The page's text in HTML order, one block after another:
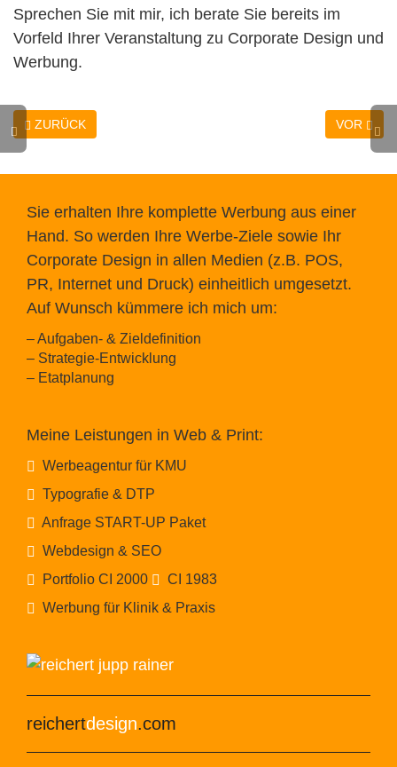
Sprechen Sie mit mir, ich berate Sie bereits im
Vorfeld Ihrer Veranstaltung zu Corporate Design und
Werbung.
ZURÜCK VOR
Sie erhalten Ihre komplette Werbung aus einer
Hand. So werden Ihre Werbe-Ziele sowie Ihr
Corporate Design in allen Medien (z.B. POS,
PR, Internet und Druck) einheitlich umgesetzt.
Auf Wunsch kümmere ich mich um:
– Aufgaben- & Zieldefinition
– Strategie-Entwicklung
– Etatplanung
Meine Leistungen in Web & Print:
Werbeagentur für KMU
Typografie & DTP
Anfrage START-UP Paket
Webdesign & SEO
Portfolio CI 2000
CI 1983
Werbung für Klinik & Praxis
reichertdesign.com